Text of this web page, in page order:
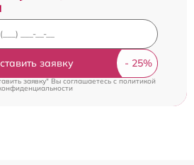
заявку
заявку" Вы соглашаетесь cполитикой